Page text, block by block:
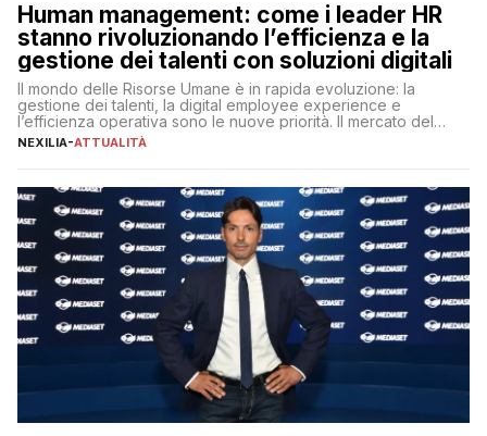
Human management: come i leader HR
stanno rivoluzionando l’efficienza e la
gestione dei talenti con soluzioni digitali
Il mondo delle Risorse Umane è in rapida evoluzione: la
gestione dei talenti, la digital employee experience e
l’efficienza operativa sono le nuove priorità. Il mercato del
lavoro, d’altra parte, è sempre più competitivo con una lotta
NEXILIA-ATTUALITÀ